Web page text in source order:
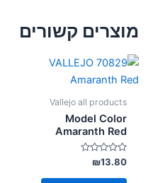
מוצרים קשורים
Vallejo all products
Model Color
Amaranth Red
דורג
0
מתוך
₪13.80